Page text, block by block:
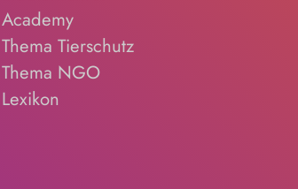
Academy
Thema Tierschutz
Thema NGO
Lexikon